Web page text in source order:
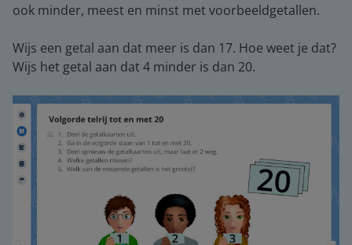
ook minder, meest en minst met voorbeeldgetallen.
Wijs een getal aan dat meer is dan 17. Hoe weet je dat?
Wijs het getal aan dat 4 minder is dan 20.